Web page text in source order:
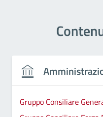
Gruppo Consiliare